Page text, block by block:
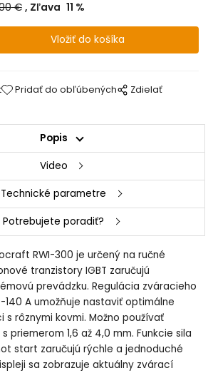
€ Zľava 11 %
Pridať do obľúbených Zdielať
Popis
Video
Technické parametre
Potrebujete poradiť?
RWI-300 je určený na ručné
tranzistory IGBT zaručujú
prevádzku. Regulácia zváracieho
140 A umožňuje nastaviť optimálne
rôznymi kovmi. Možno používať
priemerom 1,6 až 4,0 mm. Funkcie sila
start zaručujú rýchle a jednoduché
sa zobrazuje aktuálny zvárací